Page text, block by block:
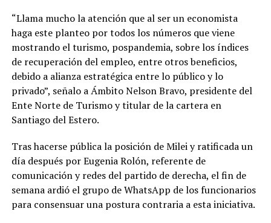
“Llama mucho la atención que al ser un economista
haga este planteo por todos los números que viene
mostrando el turismo, pospandemia, sobre los índices
de recuperación del empleo, entre otros beneficios,
debido a alianza estratégica entre lo público y lo
privado”, señalo a Ámbito Nelson Bravo, presidente del
Ente Norte de Turismo y titular de la cartera en
Santiago del Estero.
Tras hacerse pública la posición de Milei y ratificada un
día después por Eugenia Rolón, referente de
comunicación y redes del partido de derecha, el fin de
semana ardió el grupo de WhatsApp de los funcionarios
para consensuar una postura contraria a esta iniciativa.